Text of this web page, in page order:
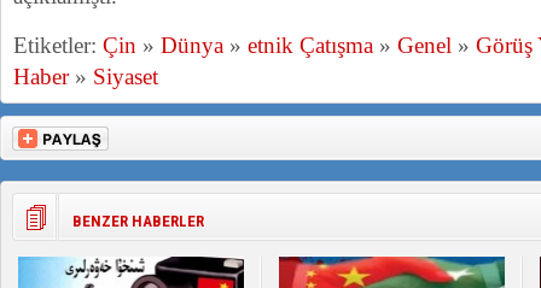
Etiketler: Çin » Dünya » etnik Çatışma » Genel » Görüş
Haber» Siyaset
BENZER HABERLER